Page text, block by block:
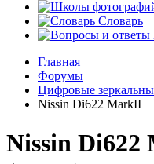
Словарь
Главная
Форумы
Цифровые
Nissin Di622 MarkII +
Nissin Di622